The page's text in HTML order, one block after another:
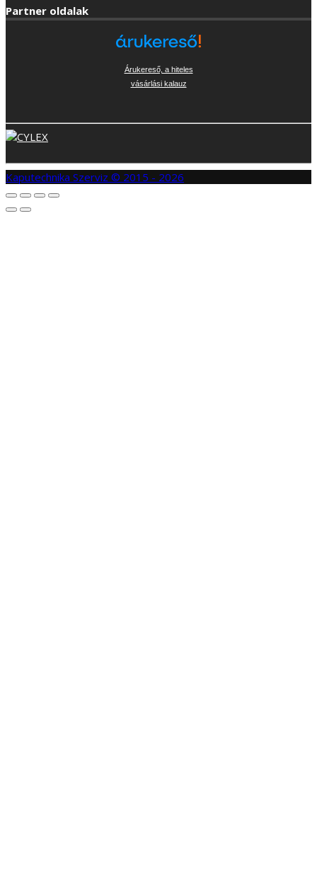
Partner oldalak
Árukereső, a hiteles
vásárlási kalauz
Kaputechnika Szerviz © 2015 - 2026